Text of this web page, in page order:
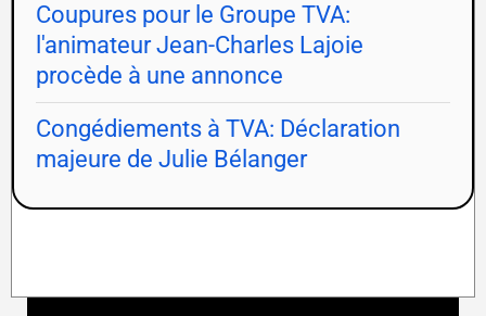
Coupures pour le Groupe TVA:
l'animateur Jean-Charles Lajoie
procède à une annonce
Congédiements à TVA: Déclaration
majeure de Julie Bélanger